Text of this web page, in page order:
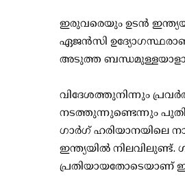
ഇരുവരെയും ഉടൻ
ഏജൻസി
അടുത്ത
വിദേശത്തുനിന്നും
നടത്തുന്നുണ്ടെന്നും
ഗാർഗ് ഹരിയാനയിലെ
ഇന്ത്യയിൽ
പ്രതിയായതോടെയാണ്